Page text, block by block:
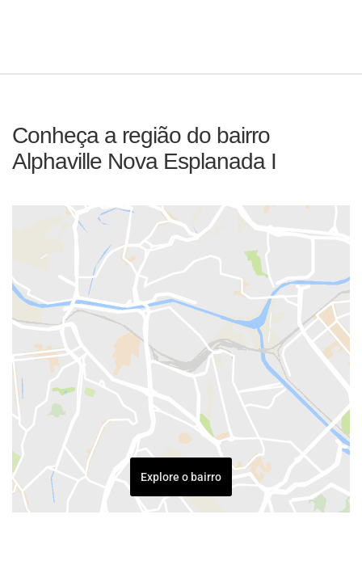
Conheça a região do bairro
Alphaville Nova Esplanada I
Explore o bairro